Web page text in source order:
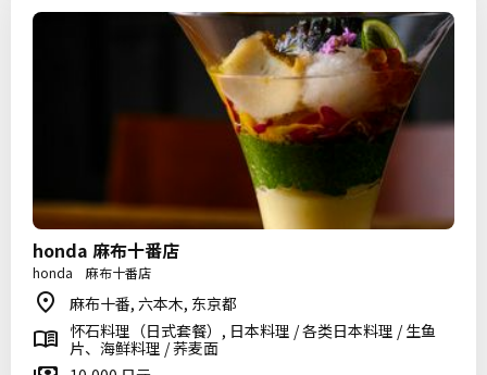
honda 麻布十番店
honda 麻布十番店
麻布十番, 六本木, 东京都
怀石料理（日式套餐）, 日本料理 / 各类日本料理 / 生鱼
片、海鲜料理 / 荞麦面